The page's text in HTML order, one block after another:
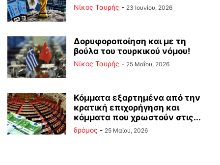
Νίκος Ταυρής - 23 Ιουνίου, 2026
Δορυφοροποίηση και με τη
βούλα του τουρκικού νόμου!
Νίκος Ταυρής - 25 Μαΐου, 2026
Κόμματα εξαρτημένα από την
κρατική επιχορήγηση και
κόμματα που χρωστούν στις...
δρόμος - 25 Μαΐου, 2026